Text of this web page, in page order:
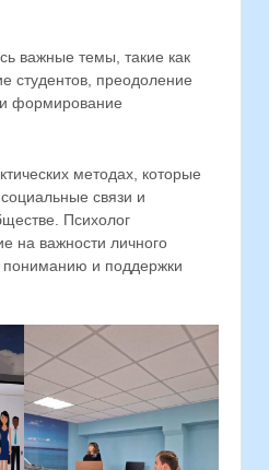
важные темы, такие как
студентов, преодоление
формирование
методах, которые
связи и
Психолог
на важности личного
и поддержки